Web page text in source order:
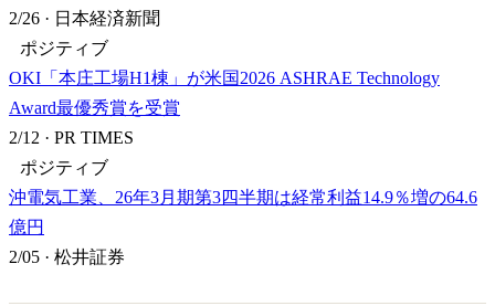
2/26 · 日本経済新聞
ポジティブ
OKI「本庄工場H1棟」が米国2026 ASHRAE Technology
Award最優秀賞を受賞
2/12 · PR TIMES
ポジティブ
沖電気工業、26年3月期第3四半期は経常利益14.9％増の64.6
億円
2/05 · 松井証券